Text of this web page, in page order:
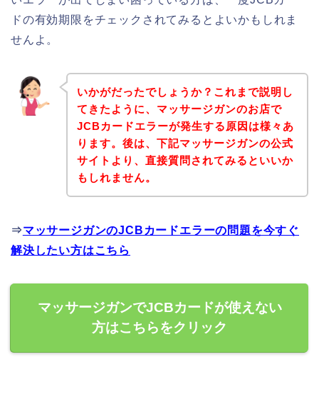
ドの有効期限をチェックされてみるとよいかもしれま
せんよ。
いかがだったでしょうか？これまで説明し
てきたように、マッサージガンのお店で
JCBカードエラーが発生する原因は様々あ
ります。後は、下記マッサージガンの公式
サイトより、直接質問されてみるといいか
もしれません。
⇒マッサージガンのJCBカードエラーの問題を今すぐ
解決したい方はこちら
マッサージガンでJCBカードが使えない
方はこちらをクリック